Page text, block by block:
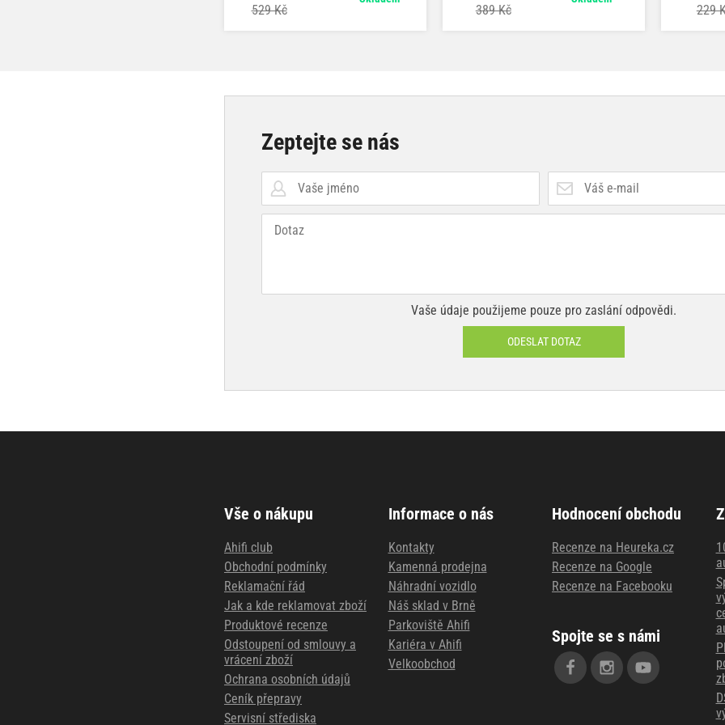
529 Kč 389 Kč 229
Zeptejte se nás
Vaše údaje použijeme pouze pro zaslání odpovědi.
ODESLAT DOTAZ
Vše o nákupu
Ahifi club
Obchodní podmínky
Reklamační řád
Jak a kde reklamovat zboží
Produktové recenze
Odstoupení od smlouvy a
vrácení zboží
Ochrana osobních údajů
Ceník přepravy
Servisní střediska
Informace o nás
Kontakty
Kamenná prodejna
Náhradní vozidlo
Náš sklad v Brně
Parkoviště Ahifi
Kariéra v Ahifi
Velkoobchod
Hodnocení obchodu
Recenze na Heureka.cz
Recenze na Google
Recenze na Facebooku
Spojte se s námi